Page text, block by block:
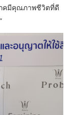
คมีคุณภาพชีวิตที่ดี